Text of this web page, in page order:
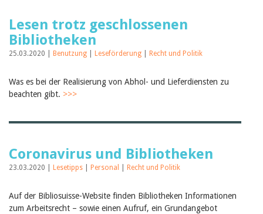
Lesen trotz geschlossenen
Bibliotheken
25.03.2020 | Benutzung Leseförderung Recht und Politik
Was es bei der Realisierung von Abhol- und Lieferdiensten zu
beachten gibt. >>>
Coronavirus und Bibliotheken
23.03.2020 | Lesetipps Personal Recht und Politik
Auf der Bibliosuisse-Website finden Bibliotheken Informationen
zum Arbeitsrecht – sowie einen Aufruf, ein Grundangebot